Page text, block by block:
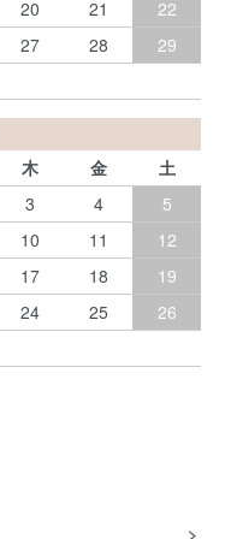
20 21
22
27 28
29
木 金
土
3 4
5
10 11
12
17 18
19
24 25
26